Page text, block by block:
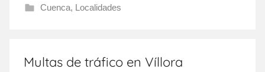
Cuenca, Localidades
Multas de tráfico en Víllora